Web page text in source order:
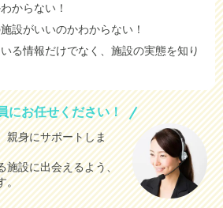
からない！
設がいいのかわからない！
る情報だけでなく、施設の実態を知り
にお任せください！
親身にサポートしま
施設に出会えるよう、
。